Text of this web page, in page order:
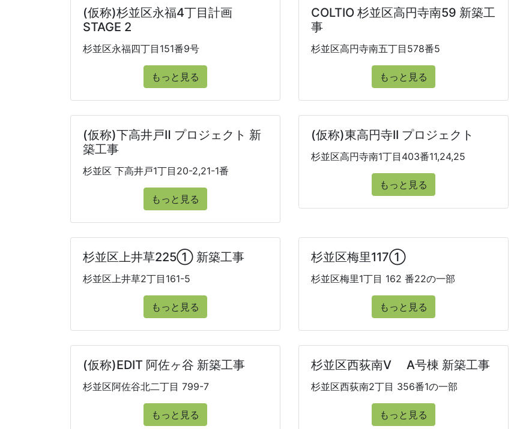
(仮称)杉並区永福4丁目計画
STAGE 2
杉並区永福四丁目151番9号
もっと見る
COLTIO 杉並区高円寺南59 新築工
事
杉並区高円寺南五丁目578番5
もっと見る
(仮称)下高井戸Ⅱ プロジェクト 新
築工事
杉並区 下高井戸1丁目20-2,21-1番
もっと見る
(仮称)東高円寺II プロジェクト
杉並区高円寺南1丁目403番11,24,25
もっと見る
杉並区上井草225① 新築工事
杉並区上井草2丁目161-5
もっと見る
杉並区梅里117①
杉並区梅里1丁目 162 番22の一部
もっと見る
(仮称)EDIT 阿佐ヶ谷 新築工事
杉並区阿佐谷北二丁目 799-7
もっと見る
杉並区西荻南V A号棟 新築工事
杉並区西荻南2丁目 356番1の一部
もっと見る